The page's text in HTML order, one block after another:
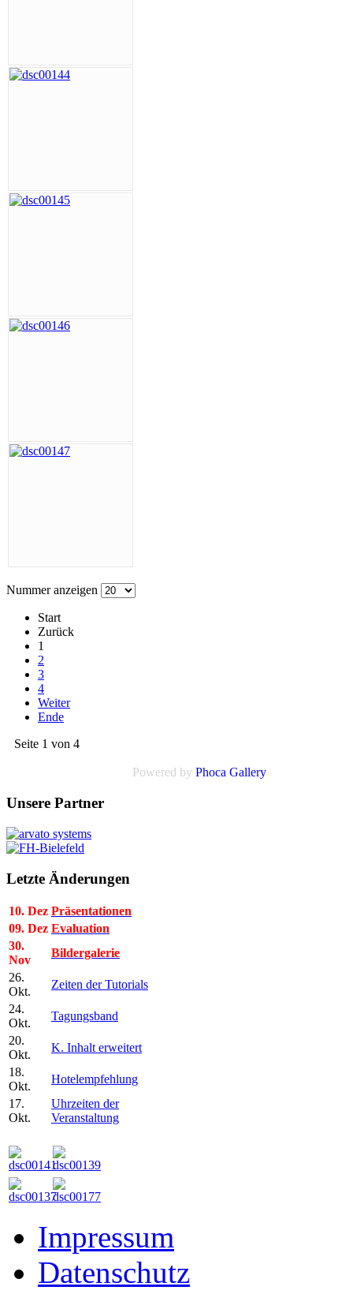
Nummer anzeigen
Start
Zurück
1
2
3
4
Weiter
Ende
Seite 1 von 4
Powered by Phoca Gallery
Unsere Partner
Letzte Änderungen
10. Dez Präsentationen
09. Dez Evaluation
30.
Nov
Bildergalerie
26.
Okt.
Zeiten der Tutorials
24.
Okt.
Tagungsband
20.
Okt.
K. Inhalt erweitert
18.
Okt.
Hotelempfehlung
17.
Okt.
Uhrzeiten der
Veranstaltung
Impressum
Datenschutz